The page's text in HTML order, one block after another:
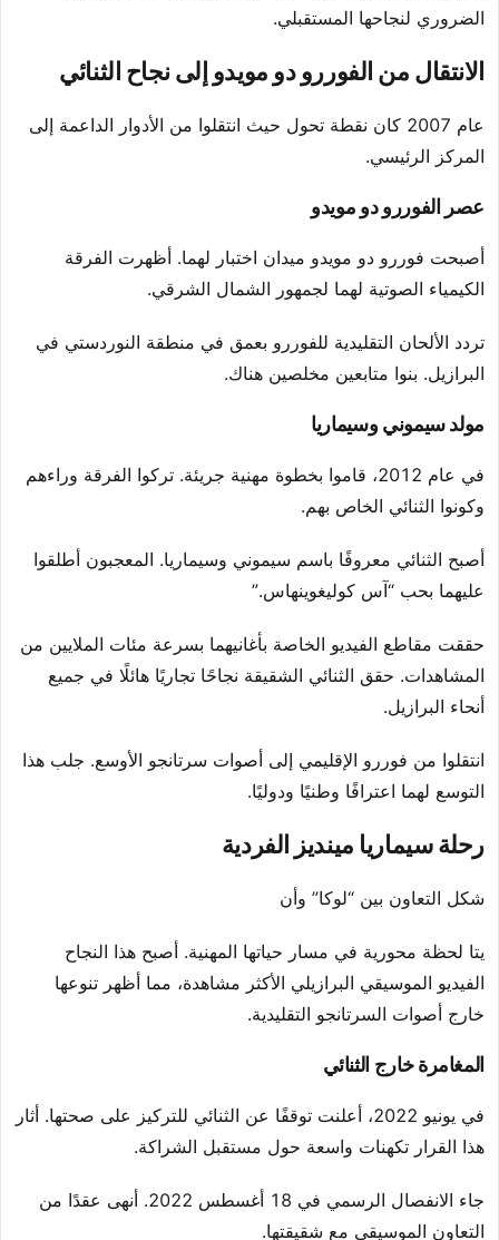
الضروري لنجاحها المستقبلي.
الانتقال من الفوررو دو مويدو إلى نجاح الثنائي
عام 2007 كان نقطة تحول حيث انتقلوا من الأدوار الداعمة إلى
المركز الرئيسي.
عصر الفوررو دو مويدو
أصبحت فوررو دو مويدو ميدان اختبار لهما. أظهرت الفرقة
الكيمياء الصوتية لهما لجمهور الشمال الشرقي.
تردد الألحان التقليدية للفوررو بعمق في منطقة النوردستي في
البرازيل. بنوا متابعين مخلصين هناك.
مولد سيموني وسيماريا
في عام 2012، قاموا بخطوة مهنية جريئة. تركوا الفرقة وراءهم
وكونوا الثنائي الخاص بهم.
أصبح الثنائي معروفًا باسم سيموني وسيماريا. المعجبون أطلقوا
عليهما بحب “آس كوليغوينهاس.”
حققت مقاطع الفيديو الخاصة بأغانيهما بسرعة مئات الملايين من
المشاهدات. حقق الثنائي الشقيقة نجاحًا تجاريًا هائلًا في جميع
أنحاء البرازيل.
انتقلوا من فوررو الإقليمي إلى أصوات سرتانجو الأوسع. جلب هذا
التوسع لهما اعترافًا وطنيًا ودوليًا.
رحلة سيماريا مينديز الفردية
شكل التعاون بين “لوكا” وأن
يتا لحظة محورية في مسار حياتها المهنية. أصبح هذا النجاح
الفيديو الموسيقي البرازيلي الأكثر مشاهدة، مما أظهر تنوعها
خارج أصوات السرتانجو التقليدية.
المغامرة خارج الثنائي
في يونيو 2022، أعلنت توقفًا عن الثنائي للتركيز على صحتها. أثار
هذا القرار تكهنات واسعة حول مستقبل الشراكة.
جاء الانفصال الرسمي في 18 أغسطس 2022. أنهى عقدًا من
التعاون الموسيقي مع شقيقتها.